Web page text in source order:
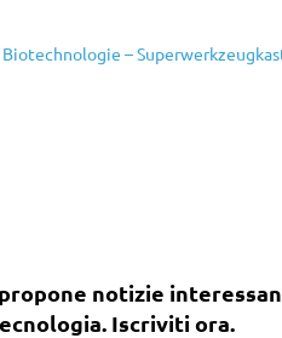
–
notizie
Iscriviti ora.